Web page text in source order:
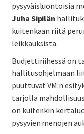
pysyväisluontoisia
Juha Sipilän
kuitenkaan riitä
leikkauksista.
Budjettiriihessä on
hallitusohjelmaan
puuttuvat VM:n
tarjolla
on kuitenkin
pysyvien menojen